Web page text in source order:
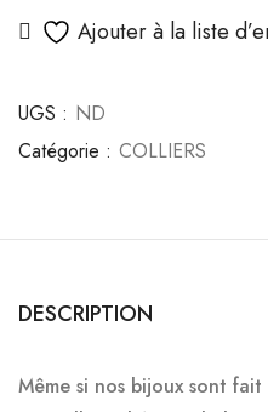
Ajouter à la liste
UGS : ND
Catégorie : COLLIERS
DESCRIPTION
Même si nos bijoux sont